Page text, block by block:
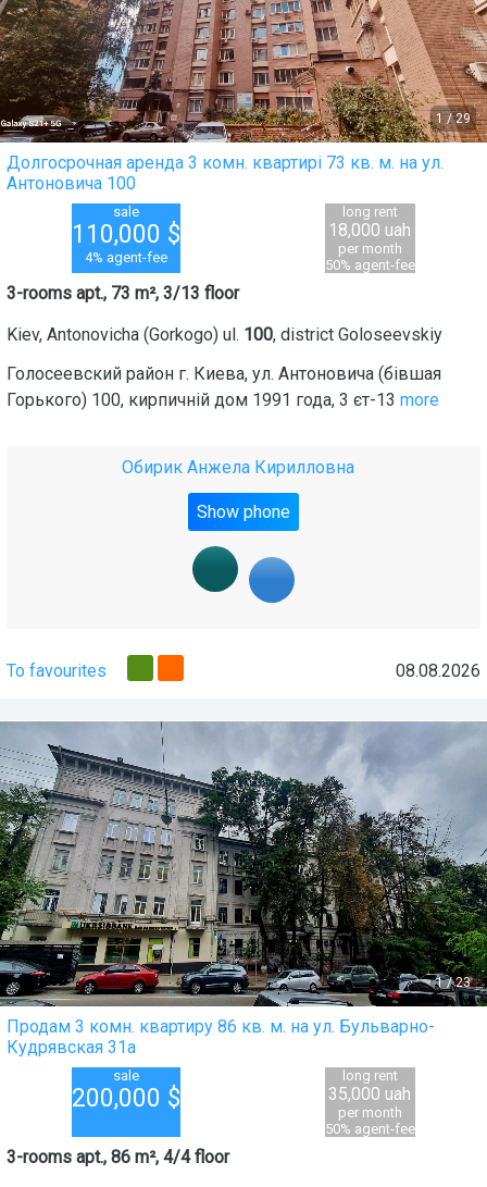
1 /29
Долгосрочная аренда 3 комн. квартирі 73 кв. м. на ул.
Антоновича 100
sale
110,000 $
4% agent-fee
long rent
18,000 uah
per month
50% agent-fee
3-rooms apt., 73 m², 3/13 floor
Kiev, Antonovicha (Gorkogo) ul. 100, district Goloseevskiy
Голосеевский район г. Киева, ул. Антоновича (бівшая
Горького) 100, кирпичній дом 1991 года, 3 єт-13 more
Обирик Анжела Кирилловна
Show phone
To favourites 08.08.2026
1/23
Продам 3 комн. квартиру 86 кв. м. на ул. Бульварно-
Кудрявская 31а
sale
200,000 $
long rent
35,000 uah
per month
50% agent-fee
3-rooms apt., 86 m², 4/4 floor